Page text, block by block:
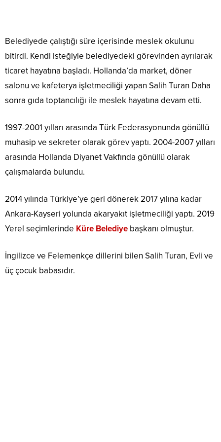
Belediyede çalıştığı süre içerisinde meslek okulunu
bitirdi. Kendi isteğiyle belediyedeki görevinden ayrılarak
ticaret hayatına başladı. Hollanda’da market, döner
salonu ve kafeterya işletmeciliği yapan Salih Turan Daha
sonra gıda toptancılığı ile meslek hayatına devam etti.
1997-2001 yılları arasında Türk Federasyonunda gönüllü
muhasip ve sekreter olarak görev yaptı. 2004-2007 yılları
arasında Hollanda Diyanet Vakfında gönüllü olarak
çalışmalarda bulundu.
2014 yılında Türkiye’ye geri dönerek 2017 yılına kadar
Ankara-Kayseri yolunda akaryakıt işletmeciliği yaptı. 2019
Yerel seçimlerinde Küre Belediye başkanı olmuştur.
İngilizce ve Felemenkçe dillerini bilen Salih Turan, Evli ve
üç çocuk babasıdır.